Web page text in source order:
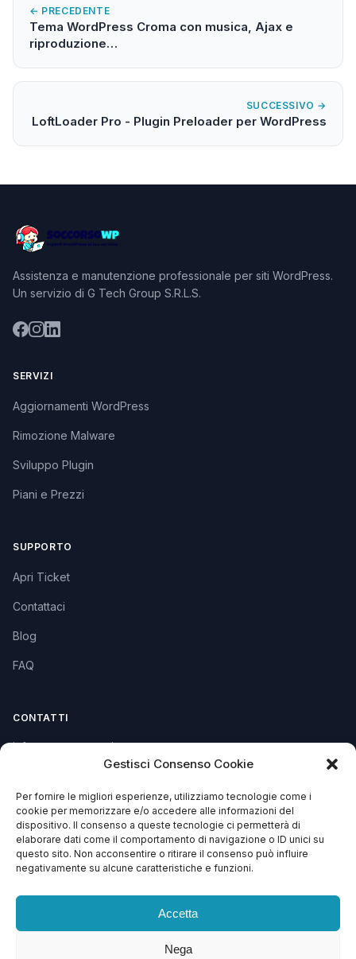
Gestisci Consenso Cookie
Per fornire le migliori esperienze, utilizziamo tecnologie come i
cookie per memorizzare e/o accedere alle informazioni del
dispositivo. Il consenso a queste tecnologie ci permetterà di
elaborare dati come il comportamento di navigazione o ID unici su
questo sito. Non acconsentire o ritirare il consenso può influire
negativamente su alcune caratteristiche e funzioni.
Accetta
Nega
← PRECEDENTE
Tema WordPress Croma con musica, Ajax e
riproduzione…
SUCCESSIVO →
LoftLoader Pro - Plugin Preloader per WordPress
Assistenza e manutenzione professionale per siti WordPress.
Un servizio di G Tech Group S.R.L.S.
SERVIZI
Aggiornamenti WordPress
Rimozione Malware
Sviluppo Plugin
Piani e Prezzi
SUPPORTO
Apri Ticket
Contattaci
Blog
FAQ
CONTATTI
info@soccorsowp.it
PEC: gtechgroup@pec.it
Privacy Policy
Cookie Policy
Termini e Condizioni